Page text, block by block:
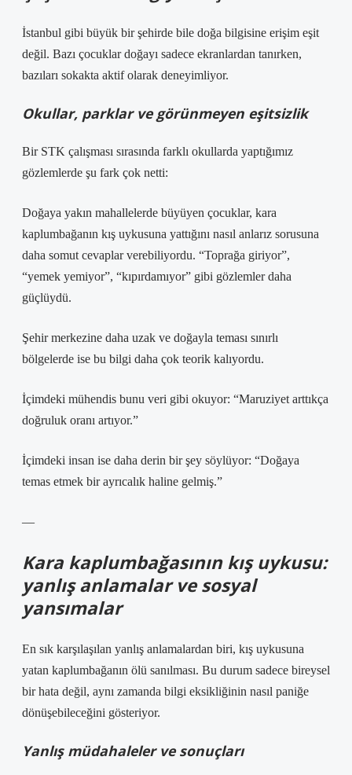
İstanbul gibi büyük bir şehirde bile doğa bilgisine erişim eşit
değil. Bazı çocuklar doğayı sadece ekranlardan tanırken,
bazıları sokakta aktif olarak deneyimliyor.
Okullar, parklar ve görünmeyen eşitsizlik
Bir STK çalışması sırasında farklı okullarda yaptığımız
gözlemlerde şu fark çok netti:
Doğaya yakın mahallelerde büyüyen çocuklar, kara
kaplumbağanın kış uykusuna yattığını nasıl anlarız sorusuna
daha somut cevaplar verebiliyordu. “Toprağa giriyor”,
“yemek yemiyor”, “kıpırdamıyor” gibi gözlemler daha
güçlüydü.
Şehir merkezine daha uzak ve doğayla teması sınırlı
bölgelerde ise bu bilgi daha çok teorik kalıyordu.
İçimdeki mühendis bunu veri gibi okuyor: “Maruziyet arttıkça
doğruluk oranı artıyor.”
İçimdeki insan ise daha derin bir şey söylüyor: “Doğaya
temas etmek bir ayrıcalık haline gelmiş.”
—
Kara kaplumbağasının kış uykusu:
yanlış anlamalar ve sosyal
yansımalar
En sık karşılaşılan yanlış anlamalardan biri, kış uykusuna
yatan kaplumbağanın ölü sanılması. Bu durum sadece bireysel
bir hata değil, aynı zamanda bilgi eksikliğinin nasıl paniğe
dönüşebileceğini gösteriyor.
Yanlış müdahaleler ve sonuçları